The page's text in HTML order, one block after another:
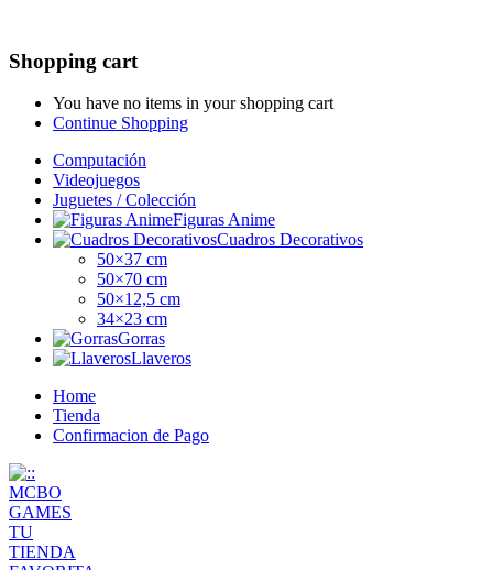
Shopping cart
You have no items in your shopping cart
Continue Shopping
Computación
Videojuegos
Juguetes / Colección
Figuras Anime
Cuadros Decorativos
50×37 cm
50×70 cm
50×12,5 cm
34×23 cm
Gorras
Llaveros
Home
Tienda
Confirmacion de Pago